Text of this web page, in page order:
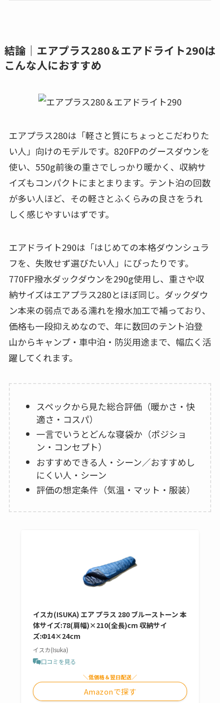
結論｜エアプラス280＆エアドライト290は
こんな人におすすめ
エアプラス280は「軽さと質にちょっとこだわりた
い人」向けのモデルです。820FPのグースダウンを
使い、550g前後の重さでしっかり暖かく、収納サ
イズもコンパクトにまとまります。テント泊の回数
が多い人ほど、その軽さとふくらみの良さをうれ
しく感じやすいはずです。
エアドライト290は「はじめての本格ダウンシュラ
フを、失敗せず選びたい人」にぴったりです。
770FP撥水ダックダウンを290g使用し、重さや収
納サイズはエアプラス280とほぼ同じ。ダックダウ
ン本来の弱点である濡れを撥水加工で補っており、
価格も一段抑えめなので、年に数回のテント泊登
山からキャンプ・車中泊・防災用途まで、幅広く活
躍してくれます。
スペックから見た総合評価（暖かさ・快
適さ・コスパ）
一言でいうとどんな寝袋か（ポジショ
ン・コンセプト）
おすすめできる人・シーン／おすすめし
にくい人・シーン
評価の想定条件（気温・マット・服装）
イスカ(ISUKA) エア プラス 280 ブルーストーン 本
体サイズ:78(肩幅)×210(全長)cm 収納サイ
ズ:Φ14×24cm
イスカ(Isuka)
口コミを見る
＼低価格＆翌日配送／
Amazonで探す